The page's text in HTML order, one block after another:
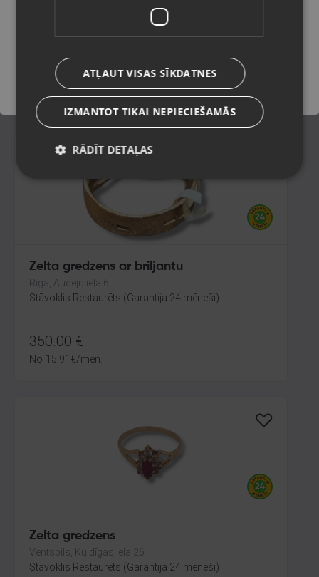
Stāvoklis Restaurēts (Garantija 24 mēneši)
335.00 €
15.23€/mēn.
Zelta gredzens ar briljantu
Rīga, Audēju iela 6
Stāvoklis Restaurēts (Garantija 24 mēneši)
350.00 €
No 15.91 €/mēn.
Zelta gredzens
Ventspils, Kuldīgas iela 26
Stāvoklis Restaurēts (Garantija 24 mēneši)
Saglabāt
ATĻAUT VISAS SĪKDATNES
IZMANTOT TIKAI NEPIECIEŠAMĀS
RĀDĪT DETAĻAS